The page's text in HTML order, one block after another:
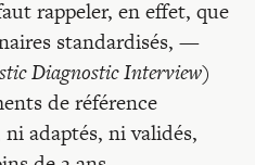
rappeler, en effet, que
standardisés, —
Diagnostic Interview)
de référence
adaptés, ni validés,